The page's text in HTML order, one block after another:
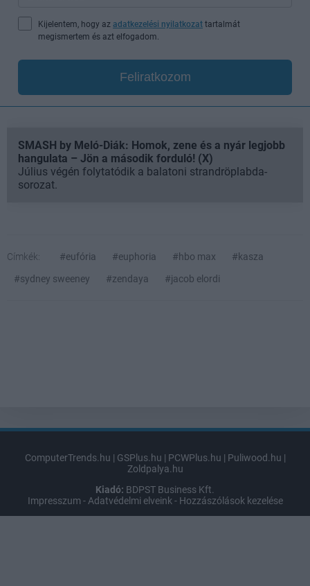
Kijelentem, hogy az adatkezelési nyilatkozat tartalmát
megismertem és azt elfogadom.
Feliratkozom
SMASH by Meló-Diák: Homok, zene és a nyár legjobb
hangulata – Jön a második forduló! (X)
Július végén folytatódik a balatoni strandröplabda-
sorozat.
Címkék: #eufória #euphoria #hbo max
#kasza
#sydney sweeney
#zendaya #jacob elordi
ComputerTrends.hu | GSPlus.hu | PCWPlus.hu | Puliwood.hu |
Zoldpalya.hu
Kiadó: BDPST Business Kft.
Impresszum -Adatvédelmi elveink- Hozzászólások kezelése